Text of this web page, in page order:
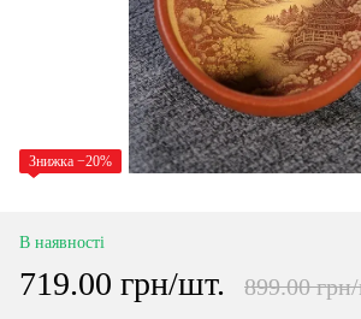
Знижка −20%
В наявності
719.00 грн/шт. 899.00